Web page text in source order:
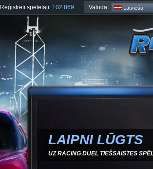
Reģistrēti spēlētāji: 102 869 Valoda: Latviešu
LAIPNI LŪGTS
UZ RACING DUEL TIEŠSAISTES